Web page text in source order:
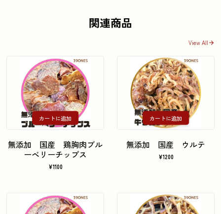
関連商品
View All
カートに追加
無添加 国産 鶏胸肉ブル
ーベリーチップス
¥1100
カートに追加
無添加 国産 ウルテ
¥1200